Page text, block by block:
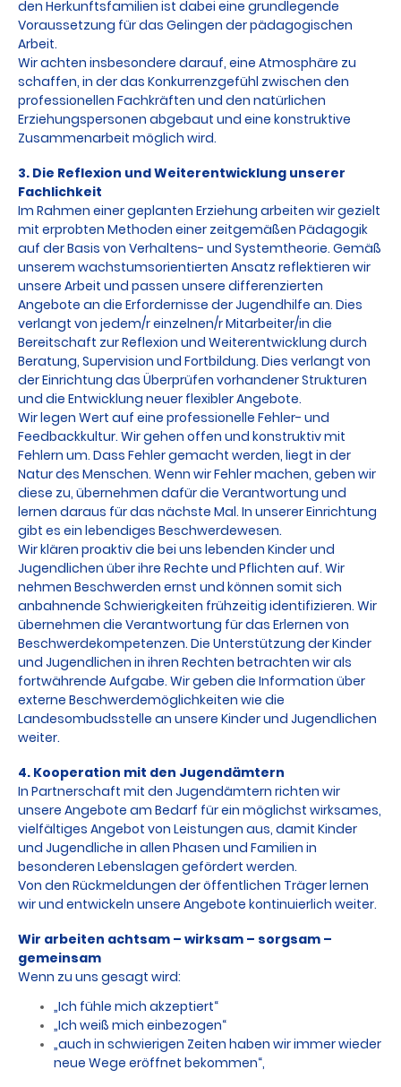
den Herkunftsfamilien ist dabei eine grundlegende
Voraussetzung für das Gelingen der pädagogischen
Arbeit.
Wir achten insbesondere darauf, eine Atmosphäre zu
schaffen, in der das Konkurrenzgefühl zwischen den
professionellen Fachkräften und den natürlichen
Erziehungspersonen abgebaut und eine konstruktive
Zusammenarbeit möglich wird.
3. Die Reflexion und Weiterentwicklung unserer
Fachlichkeit
Im Rahmen einer geplanten Erziehung arbeiten wir gezielt
mit erprobten Methoden einer zeitgemäßen Pädagogik
auf der Basis von Verhaltens- und Systemtheorie. Gemäß
unserem wachstumsorientierten Ansatz reflektieren wir
unsere Arbeit und passen unsere differenzierten
Angebote an die Erfordernisse der Jugendhilfe an. Dies
verlangt von jedem/r einzelnen/r Mitarbeiter/in die
Bereitschaft zur Reflexion und Weiterentwicklung durch
Beratung, Supervision und Fortbildung. Dies verlangt von
der Einrichtung das Überprüfen vorhandener Strukturen
und die Entwicklung neuer flexibler Angebote.
Wir legen Wert auf eine professionelle Fehler- und
Feedbackkultur. Wir gehen offen und konstruktiv mit
Fehlern um. Dass Fehler gemacht werden, liegt in der
Natur des Menschen. Wenn wir Fehler machen, geben wir
diese zu, übernehmen dafür die Verantwortung und
lernen daraus für das nächste Mal. In unserer Einrichtung
gibt es ein lebendiges Beschwerdewesen.
Wir klären proaktiv die bei uns lebenden Kinder und
Jugendlichen über ihre Rechte und Pflichten auf. Wir
nehmen Beschwerden ernst und können somit sich
anbahnende Schwierigkeiten frühzeitig identifizieren. Wir
übernehmen die Verantwortung für das Erlernen von
Beschwerdekompetenzen. Die Unterstützung der Kinder
und Jugendlichen in ihren Rechten betrachten wir als
fortwährende Aufgabe. Wir geben die Information über
externe Beschwerdemöglichkeiten wie die
Landesombudsstelle an unsere Kinder und Jugendlichen
weiter.
4. Kooperation mit den Jugendämtern
In Partnerschaft mit den Jugendämtern richten wir
unsere Angebote am Bedarf für ein möglichst wirksames,
vielfältiges Angebot von Leistungen aus, damit Kinder
und Jugendliche in allen Phasen und Familien in
besonderen Lebenslagen gefördert werden.
Von den Rückmeldungen der öffentlichen Träger lernen
wir und entwickeln unsere Angebote kontinuierlich weiter.
Wir arbeiten achtsam – wirksam – sorgsam –
gemeinsam
Wenn zu uns gesagt wird:
„Ich fühle mich akzeptiert“
„Ich weiß mich einbezogen“
„auch in schwierigen Zeiten haben wir immer wieder
neue Wege eröffnet bekommen“,